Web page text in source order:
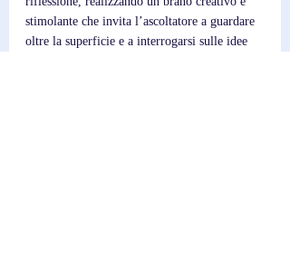
stimolante che invita l’ascoltatore a guardare
oltre la superficie e a interrogarsi sulle idee